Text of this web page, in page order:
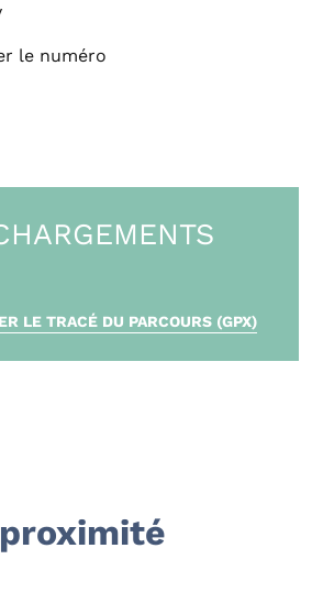
le numéro
LE TRACÉ DU PARCOURS (GPX)